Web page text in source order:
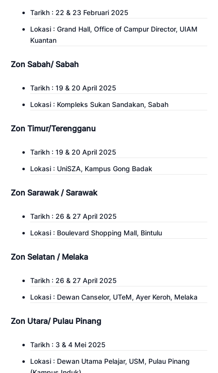
Tarikh : 22 & 23 Februari 2025
Lokasi : Grand Hall, Office of Campur Director, UIAM
Kuantan
Zon Sabah/ Sabah
Tarikh : 19 & 20 April 2025
Lokasi : Kompleks Sukan Sandakan, Sabah
Zon Timur/Terengganu
Tarikh : 19 & 20 April 2025
Lokasi : UniSZA, Kampus Gong Badak
Zon Sarawak / Sarawak
Tarikh : 26 & 27 April 2025
Lokasi : Boulevard Shopping Mall, Bintulu
Zon Selatan / Melaka
Tarikh : 26 & 27 April 2025
Lokasi : Dewan Canselor, UTeM, Ayer Keroh, Melaka
Zon Utara/ Pulau Pinang
Tarikh : 3 & 4 Mei 2025
Lokasi : Dewan Utama Pelajar, USM, Pulau Pinang